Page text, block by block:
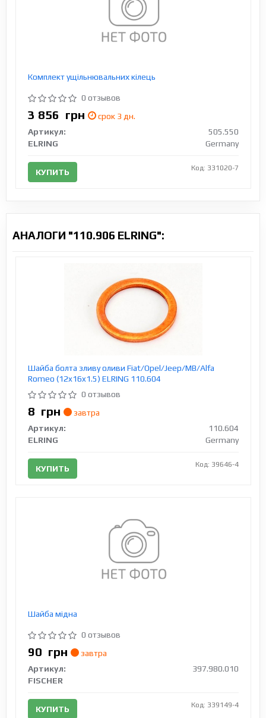
Комплект ущільнювальних кілець
0 отзывов
3 856 грн
срок 3 дн.
Артикул:
505.550
ELRING
Germany
КУПИТЬ Код: 331020-7
АНАЛОГИ "110.906 ELRING":
Шайба болта зливу оливи Fiat/Opel/Jeep/MB/Alfa
Romeo (12x16x1.5) ELRING 110.604
0 отзывов
8 грн
завтра
Артикул:
110.604
ELRING
Germany
КУПИТЬ Код: 39646-4
Шайба мідна
0 отзывов
90 грн
завтра
Артикул:
397.980.010
FISCHER
КУПИТЬ Код: 339149-4